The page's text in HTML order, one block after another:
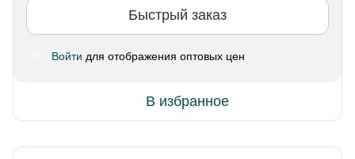
Быстрый заказ
Войти для отображения оптовых цен
В избранное